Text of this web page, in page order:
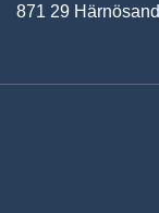
871 29 Härnösand